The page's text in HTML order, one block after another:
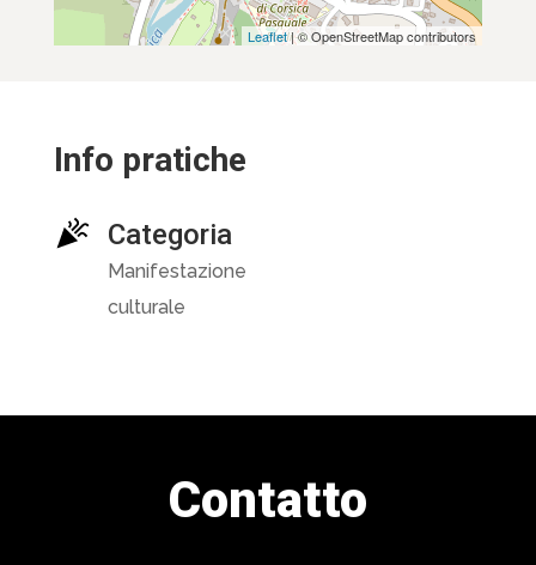
Leaflet| © OpenStreetMap contributors
Info pratiche
Categoria
Manifestazione
culturale
Contatto